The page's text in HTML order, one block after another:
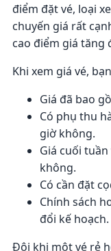
điểm đặt vé, loại
chuyến giá rất
cao điểm giá tăng
Khi xem giá vé,
Giá đã bao
Có phụ thu
giờ không.
Giá cuối
không.
Có cần đặt
Chính sách
đổi kế hoạch.
Đôi khi một vé rẻ